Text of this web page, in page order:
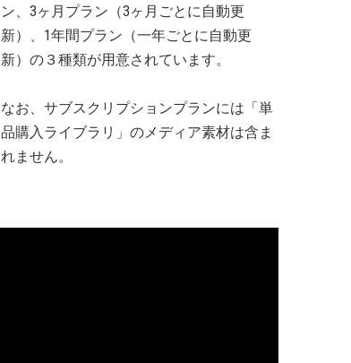
ン、3ヶ月プラン（3ヶ月ごとに自動更
新）、1年間プラン（一年ごとに自動更
新）の３種類が用意されています。
なお、サブスクリプションプランには「単
品購入ライブラリ」のメディア素材は含ま
れません。